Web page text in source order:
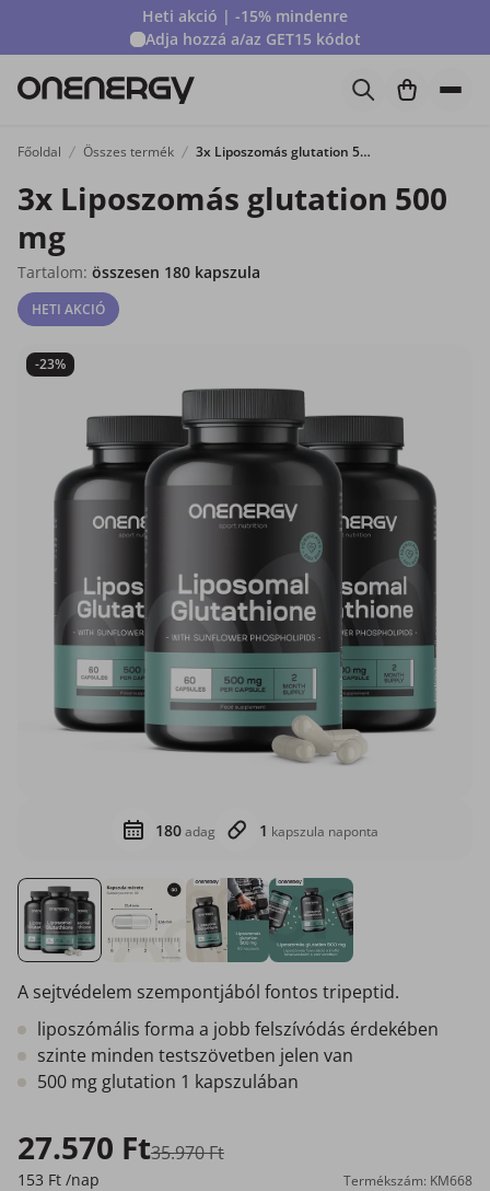
Heti akció | -15% mindenre
Adja hozzá a/az GET15 kódot
Főoldal Összes termék 3x Liposzomás glutation 500 mg
3x Liposzomás glutation 500
mg
Tartalom: összesen 180 kapszula
HETI AKCIÓ
-23%
180adag 1 kapszula naponta
A sejtvédelem szempontjából fontos tripeptid.
liposzómális forma a jobb felszívódás érdekében
szinte minden testszövetben jelen van
500 mg glutation 1 kapszulában
27.570 Ft35.970 Ft
153 Ft /nap
Termékszám: KM668